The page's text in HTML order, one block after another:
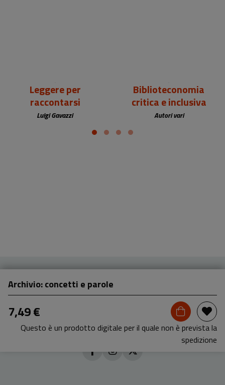
Leggere per
raccontarsi
Luigi Gavazzi
Biblioteconomia
critica e inclusiva
Autori vari
Archivio: concetti e parole
7,49 €
Questo è un prodotto digitale per il quale non è prevista la
spedizione